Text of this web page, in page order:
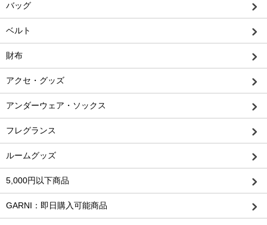
バッグ
ベルト
財布
アクセ・グッズ
アンダーウェア・ソックス
フレグランス
ルームグッズ
5,000円以下商品
GARNI：即日購入可能商品